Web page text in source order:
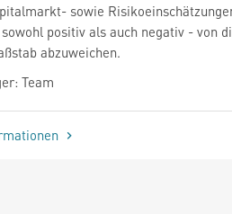
sowie
positiv als auch negativ - von
abzuweichen.
Team